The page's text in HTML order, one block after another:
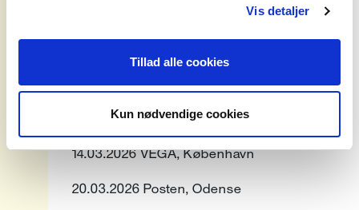
Vis detaljer
Tillad alle cookies
Kun nødvendige cookies
07.03.2026 Train, Aarhus
13.03.2026 Kulturværftet, Helsingør
14.03.2026 VEGA, København
20.03.2026 Posten, Odense